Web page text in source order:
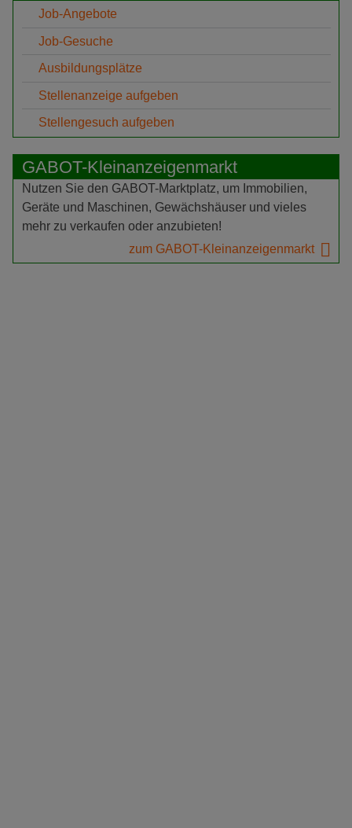
Job-Angebote
Job-Gesuche
Ausbildungsplätze
Stellenanzeige aufgeben
Stellengesuch aufgeben
GABOT-Kleinanzeigenmarkt
Nutzen Sie den GABOT-Marktplatz, um Immobilien,
Geräte und Maschinen, Gewächshäuser und vieles
mehr zu verkaufen oder anzubieten!
zum GABOT-Kleinanzeigenmarkt